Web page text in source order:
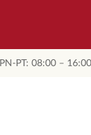
PN-PT: 08:00 – 16:00